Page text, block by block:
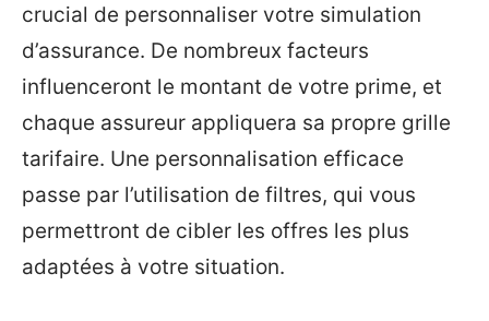
crucial de personnaliser votre simulation
d’assurance. De nombreux facteurs
influenceront le montant de votre prime, et
chaque assureur appliquera sa propre grille
tarifaire. Une personnalisation efficace
passe par l’utilisation de filtres, qui vous
permettront de cibler les offres les plus
adaptées à votre situation.